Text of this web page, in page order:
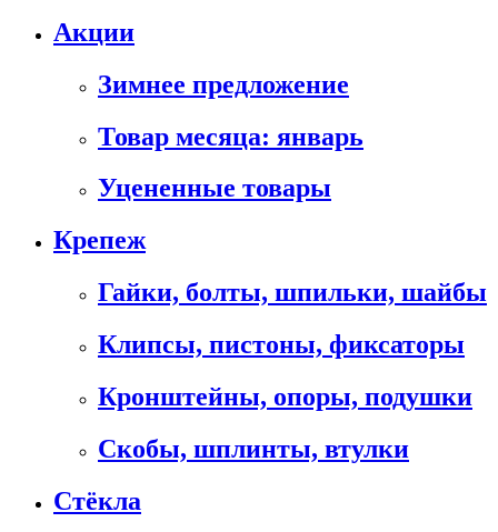
Акции
Зимнее предложение
Товар месяца: январь
Уцененные товары
Крепеж
Гайки, болты, шпильки, шайбы
Клипсы, пистоны, фиксаторы
Кронштейны, опоры, подушки
Скобы, шплинты, втулки
Стёкла